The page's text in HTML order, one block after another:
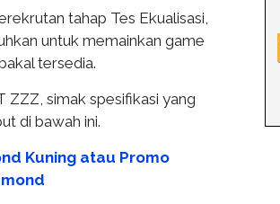
tahap Tes Ekualisasi,
untuk memainkan game
tersedia.
simak spesifikasi yang
di bawah ini.
Kuning atau Promo